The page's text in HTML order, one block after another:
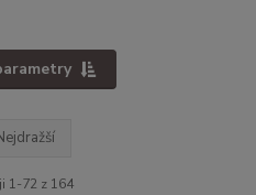
1-72 z 164